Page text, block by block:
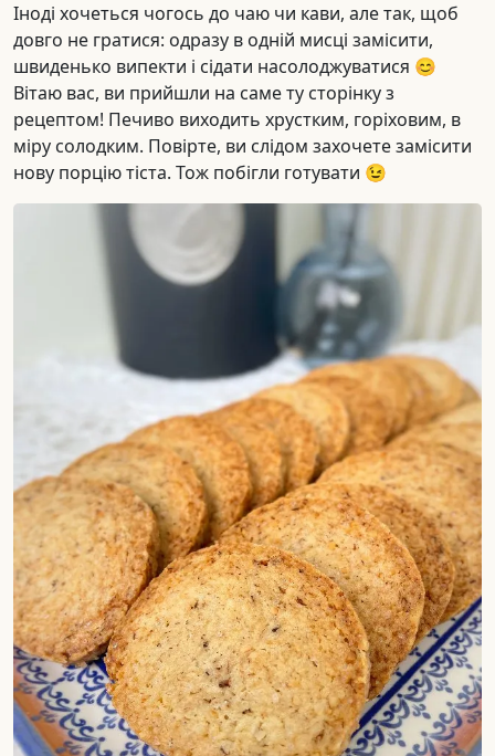
Іноді хочеться чогось до чаю чи кави, але так, щоб
довго не гратися: одразу в одній мисці замісити,
швиденько випекти і сідати насолоджуватися 😊
Вітаю вас, ви прийшли на саме ту сторінку з
рецептом! Печиво виходить хрустким, горіховим, в
міру солодким. Повірте, ви слідом захочете замісити
нову порцію тіста. Тож побігли готувати 😉